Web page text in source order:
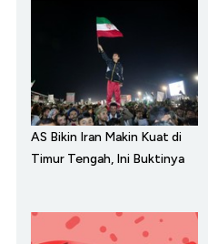
AS Bikin Iran Makin Kuat di
Timur Tengah, Ini Buktinya